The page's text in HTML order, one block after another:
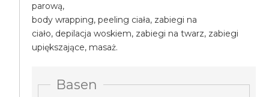
parową,
body wrapping, peeling ciała, zabiegi na
ciało, depilacja woskiem, zabiegi na twarz, zabiegi
upiększające, masaż.
Basen